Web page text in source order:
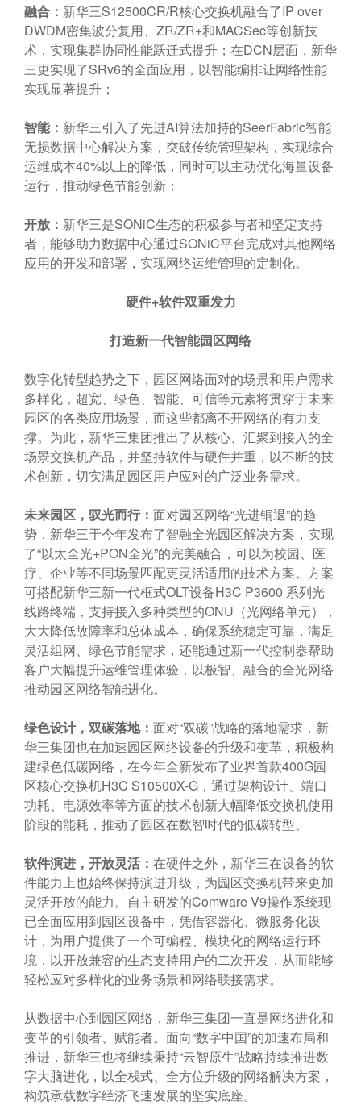
融合： 新华三S12500CR/R核心交换机融合了IP over
DWDM密集波分复用、ZR/ZR+和MACSec等创新技
术，实现集群协同性能跃迁式提升；在DCN层面，新华
三更实现了SRv6的全面应用，以智能编排让网络性能
实现显著提升；
智能： 新华三引入了先进AI算法加持的SeerFabric智能
无损数据中心解决方案，突破传统管理架构，实现综合
运维成本40%以上的降低，同时可以主动优化海量设备
运行，推动绿色节能创新；
开放： 新华三是SONiC生态的积极参与者和坚定支持
者，能够助力数据中心通过SONiC平台完成对其他网络
应用的开发和部署，实现网络运维管理的定制化。
硬件+软件双重发力
打造新一代智能园区网络
数字化转型趋势之下，园区网络面对的场景和用户需求
多样化，超宽、绿色、智能、可信等元素将贯穿于未来
园区的各类应用场景，而这些都离不开网络的有力支
撑。为此，新华三集团推出了从核心、汇聚到接入的全
场景交换机产品，并坚持软件与硬件并重，以不断的技
术创新，切实满足园区用户应对的广泛业务需求。
未来园区，驭光而行： 面对园区网络“光进铜退”的趋
势，新华三于今年发布了智融全光园区解决方案，实现
了“以太全光+PON全光”的完美融合，可以为校园、医
疗、企业等不同场景匹配更灵活适用的技术方案。方案
可搭配新华三新一代框式OLT设备H3C P3600 系列光
线路终端，支持接入多种类型的ONU（光网络单元），
大大降低故障率和总体成本，确保系统稳定可靠，满足
灵活组网、绿色节能需求，还能通过新一代控制器帮助
客户大幅提升运维管理体验，以极智、融合的全光网络
推动园区网络智能进化。
绿色设计，双碳落地： 面对“双碳”战略的落地需求，新
华三集团也在加速园区网络设备的升级和变革，积极构
建绿色低碳网络，在今年全新发布了业界首款400G园
区核心交换机H3C S10500X-G，通过架构设计、端口
功耗、电源效率等方面的技术创新大幅降低交换机使用
阶段的能耗，推动了园区在数智时代的低碳转型。
软件演进，开放灵活： 在硬件之外，新华三在设备的软
件能力上也始终保持演进升级，为园区交换机带来更加
灵活开放的能力。自主研发的Comware V9操作系统现
已全面应用到园区设备中，凭借容器化、微服务化设
计，为用户提供了一个可编程、模块化的网络运行环
境，以开放兼容的生态支持用户的二次开发，从而能够
轻松应对多样化的业务场景和网络联接需求。
从数据中心到园区网络，新华三集团一直是网络进化和
变革的引领者、赋能者。面向“数字中国”的加速布局和
推进，新华三也将继续秉持“云智原生”战略持续推进数
字大脑进化，以全栈式、全方位升级的网络解决方案，
构筑承载数字经济飞速发展的坚实底座。